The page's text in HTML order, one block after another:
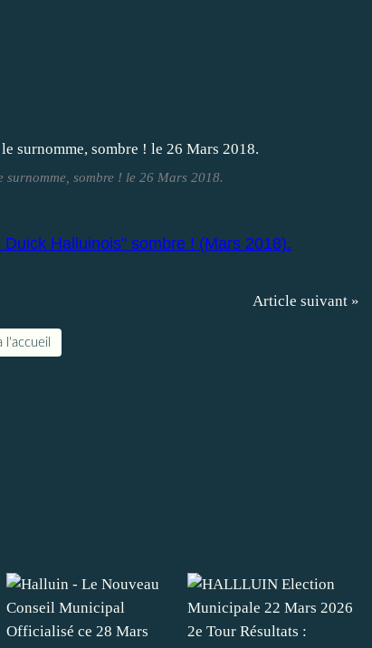
sombre ! le 26 Mars 2018.
Halluinois" sombre ! (Mars 2018).
Article suivant »
l'accueil